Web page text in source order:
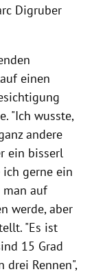
Digruber
einen
"Ich wusste,
andere
ein bisserl
gerne ein
man auf
werde, aber
"Es ist
15 Grad
drei Rennen",